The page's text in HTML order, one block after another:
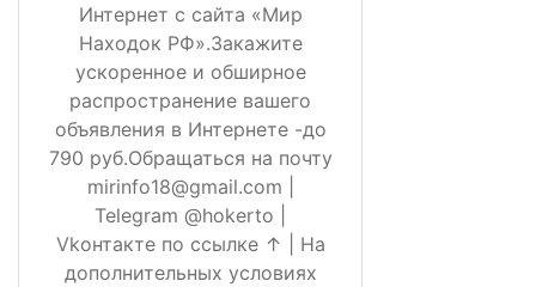
Интернет с сайта «Мир
Находок РФ».Закажите
ускоренное и обширное
распространение вашего
объявления в Интернете -до
790 руб.Обращаться на почту
mirinfo18@gmail.com |
Telegram @hokerto |
Vkонтакте по ссылке ↑ | На
дополнительных условиях